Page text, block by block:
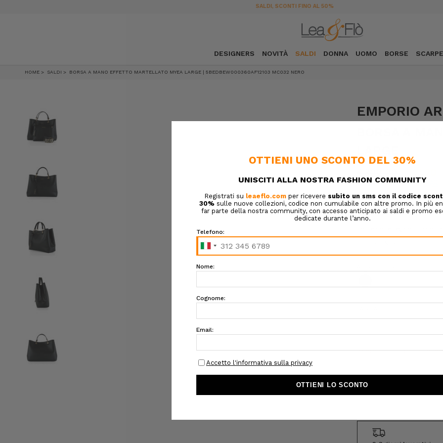
DESIGNERS NOVITÀ SALDI DONNA UOMO BORSE SCARPE
HOME SALDI BORSA A MANO EFFETTO MARTELLATO MYEA LARGE | 5BEDBEW000360AF12103 MC032 NERO
EMPORIO
BORSA A
SKU:
DESIGNER SKU:
Scegli la tua taglia tra